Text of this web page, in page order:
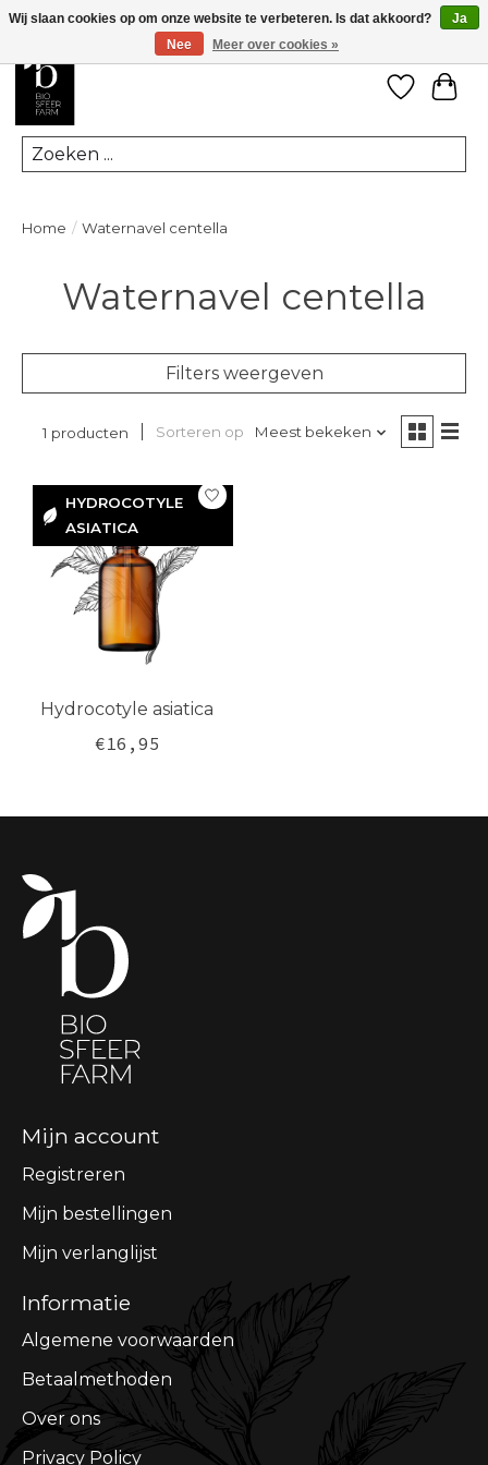
Zoeken
Home / Waternavel centella
Waternavel centella
Filters weergeven
1 producten Sorteren op Meest bekeken
HYDROCOTYLE
ASIATICA
ASIATICA
Hydrocotyle asiatica
€16,95
Mijn account
Registreren
Mijn bestellingen
Mijn verlanglijst
Informatie
Algemene voorwaarden
Betaalmethoden
Over ons
Privacy Policy
Wij slaan cookies op om onze website te verbeteren. Is dat akkoord?
Ja
Nee
Meer over cookies »